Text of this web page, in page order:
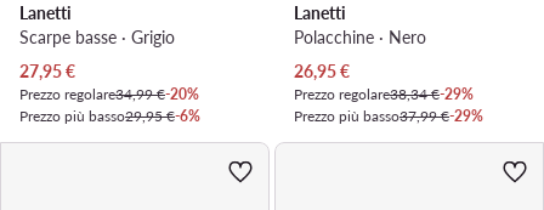
Lanetti
Scarpe basse · Grigio
Prezzo attuale
27,95€
Prezzo regolare34,99 €-20%
Prezzo più basso29,95 €-6%
Lanetti
Polacchine · Nero
Prezzo attuale
26,95€
Prezzo regolare38,34 €-29%
Prezzo più basso37,99 €-29%